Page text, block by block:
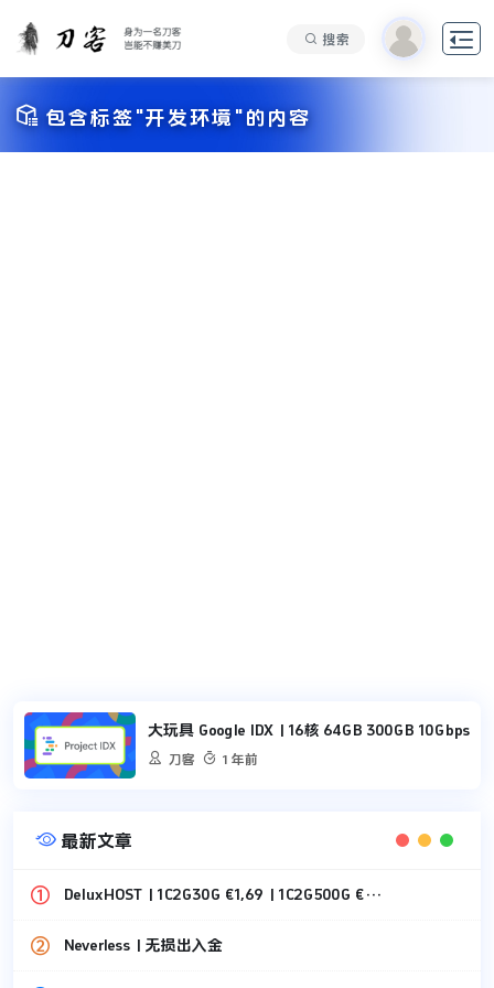
搜索 
 包含标签"开发环境"的内容
大玩具 Google IDX | 16核 64GB 300GB 10Gbps

刀客  1 年前
 最新文章
DeluxHOST | 1C2G30G €1,69 | 1C2G500G €1,49
Neverless | 无损出入金